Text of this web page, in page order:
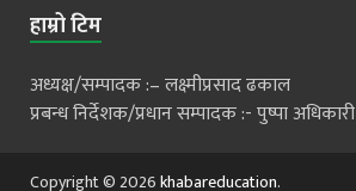
हाम्रो टिम
अध्यक्ष/सम्पादक :– लक्ष्मीप्रसाद ढकाल
प्रबन्ध निर्देशक/प्रधान सम्पादक :- पुष्पा अधिकारी
Copyright © 2026khabareducation.